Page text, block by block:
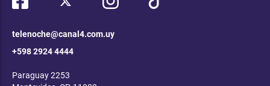
telenoche@canal4.com.uy
+598 2924 4444
Paraguay 2253